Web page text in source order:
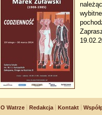
O Watrze Redakcja Kontakt